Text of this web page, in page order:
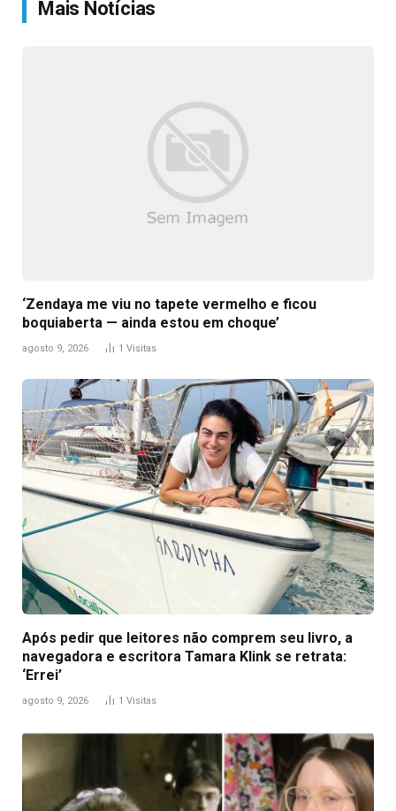
Mais Notícias
‘Zendaya me viu no tapete vermelho e ficou
boquiaberta — ainda estou em choque’
agosto 9, 2026 1 Visitas
Após pedir que leitores não comprem seu livro, a
navegadora e escritora Tamara Klink se retrata:
‘Errei’
agosto 9, 2026 1 Visitas